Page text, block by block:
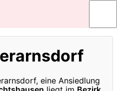
eine Ansiedlung